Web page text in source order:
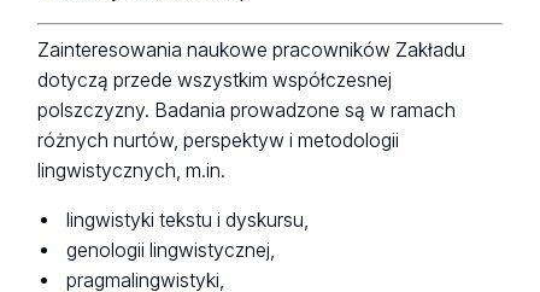
Zainteresowania naukowe pracowników Zakładu
dotyczą przede wszystkim współczesnej
polszczyzny. Badania prowadzone są w ramach
różnych nurtów, perspektyw i metodologii
lingwistycznych, m.in.
lingwistyki tekstu i dyskursu,
genologii lingwistycznej,
pragmalingwistyki,